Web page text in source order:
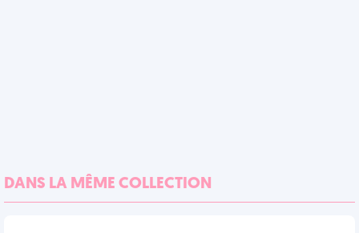
DANS LA MÊME COLLECTION